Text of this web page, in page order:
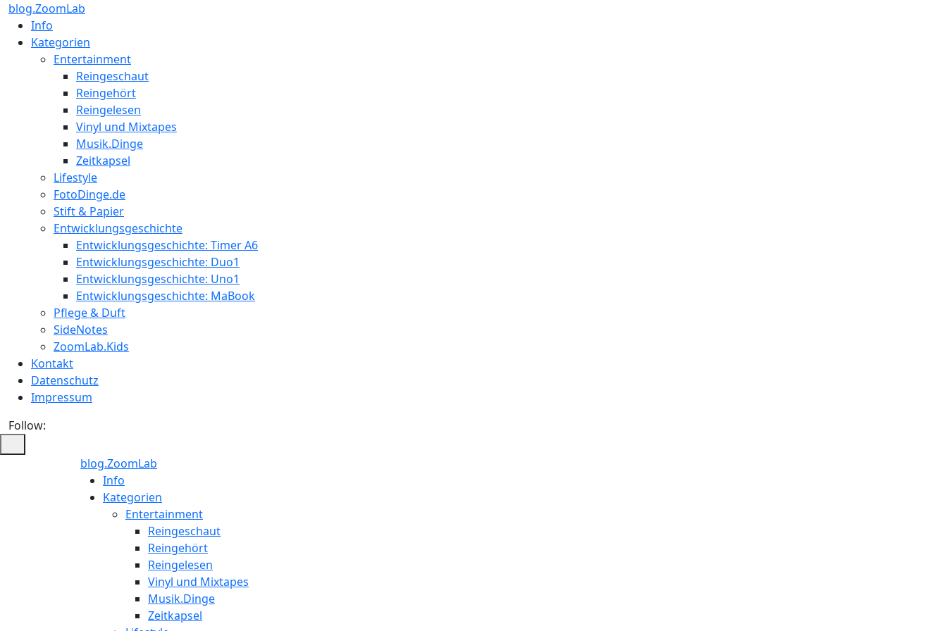
blog.ZoomLab
Info
Kategorien
Entertainment
Reingeschaut
Reingehört
Reingelesen
Vinyl und Mixtapes
Musik.Dinge
Zeitkapsel
Lifestyle
FotoDinge.de
Stift & Papier
Entwicklungsgeschichte
Entwicklungsgeschichte: Timer A6
Entwicklungsgeschichte: Duo1
Entwicklungsgeschichte: Uno1
Entwicklungsgeschichte: MaBook
Pflege & Duft
SideNotes
ZoomLab.Kids
Kontakt
Datenschutz
Impressum
Follow:
blog.ZoomLab
ZoomLab
pers.
Blog
Info
Kategorien
Entertainment
Reingeschaut
Reingehört
Reingelesen
Vinyl und Mixtapes
Musik.Dinge
Zeitkapsel